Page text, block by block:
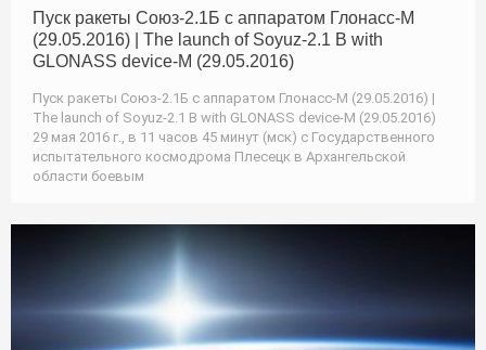
Пуск ракеты Союз-2.1Б с аппаратом Глонасс-М
(29.05.2016) | The launch of Soyuz-2.1 B with
GLONASS device-M (29.05.2016)
Пуск ракеты Союз-2.1Б с аппаратом Глонасс-М (29.05.2016) |
The launch of Soyuz-2.1 B with GLONASS device-M (29.05.2016)
29 мая 2016 г., в 11 часов 45 минут (мск) с Государственного
испытательного космодрома Плесецк в Архангельской
области боевым